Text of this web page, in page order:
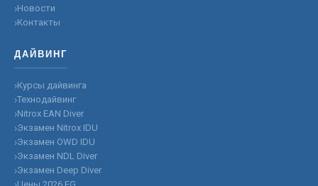
Новости
Контакты
ДАЙВИНГ
Курсы дайвинга
Технодайвинг
Nitrox EAN Diver
Экзамен Nitrox IDU
Экзамен OWD IDU
Экзамен NDL Diver
Экзамен Deep Diver